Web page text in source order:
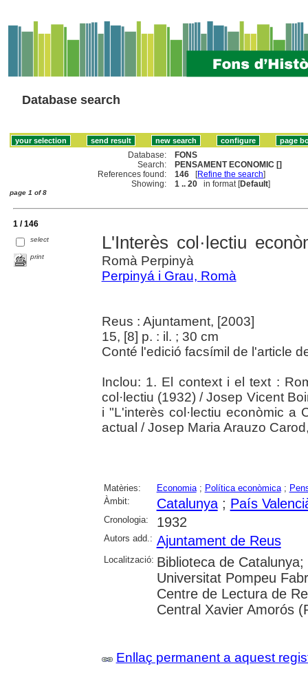
Database search
Database:
FONS
Search:
PENSAMENT ECONOMIC []
References found:
146 [Refine the search]
Showing:
1 .. 20 in format [Default]
page 1 of 8
1 / 146
select
print
L'Interès col·lectiu
Romà Perpinyà
Perpinyá i Grau, Romà
Reus : Ajuntament, [2003]
15, [8] p. : il. ; 30 cm
Conté l'edició facsímil de l'article
Inclou: 1. El context i el text :
col·lectiu (1932) / Josep Vicent
i "L'interès col·lectiu econòmic a
actual / Josep Maria Arauzo
Matèries: Economia; Política econòmica;
Àmbit:
Catalunya; País
Cronologia: 1932
Autors add.: Ajuntament de Reus
Localització: Biblioteca de
Universitat Pompeu
Centre de Lectura de
Central Xavier Amorós
Enllaç permanent a aquest